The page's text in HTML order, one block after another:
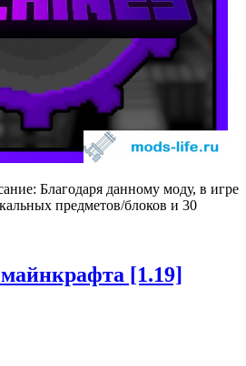
Благодаря данному моду, в игре
предметов/блоков и 30
[1.19]